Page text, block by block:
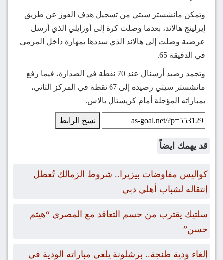
وتمكن مانشستر سيتي من تسجيل هدف الفوز عن طريق
إيرلينج هالاند، بعدما وصلت كرة إلى أورايلي الذي أرسل
عرضية وصلت إلى هالاند الذي سددها بمهارة داخل المرمى
في الدقيقة 65.
وتجمد رصيد أرسنال عند 70 نقطة في الصدارة، فيما رفع
مانشستر سيتي رصيده إلى 67 نقطة في المركز الثاني،
بمباراته المؤجلة أمام كريستال بالاس.
نسخ الرابط
قد يهمك ايضاً
كواليس مفاوضات بيزيرا.. شروط الزمالك تُعطل
إنتقاله لشباب أهلي دبي
سلتيك يقترب من حسم التعاقد مع المصري “هيثم
حسن”
إلغاء ودية طنجة.. برشلونة يلغي مباراته الودية في